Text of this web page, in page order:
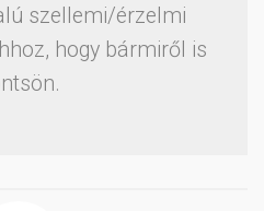
szellemi/érzelmi
hogy bármiről is